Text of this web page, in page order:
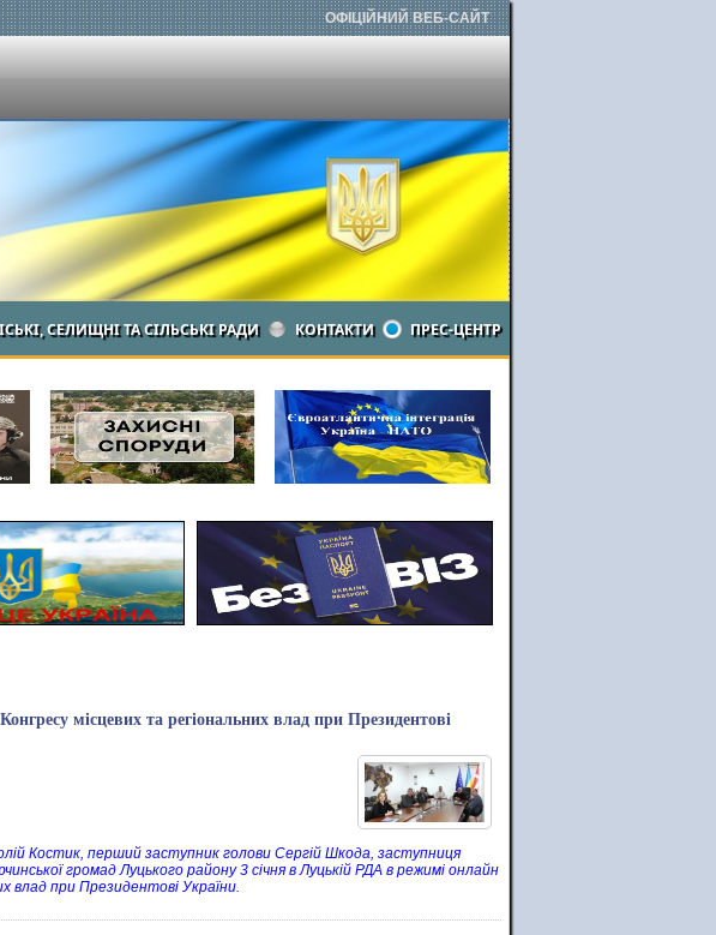
ОФІЦІЙНИЙ ВЕБ-САЙТ
СЕЛИЩНІ ТА СІЛЬСЬКІ РАДИ КОНТАКТИ ПРЕС-ЦЕНТР
місцевих та регіональних влад при Президентові
Костик, перший заступник голови Сергій Шкода, заступниця
громад Луцького району 3 січня в Луцькій РДА в режимі онлайн
влад при Президентові України.